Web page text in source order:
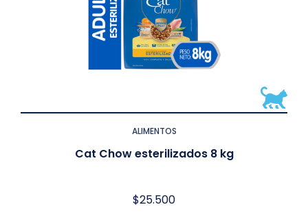
ALIMENTOS
Cat Chow esterilizados 8 kg
$25.500